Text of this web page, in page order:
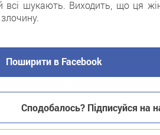
всі шукають. Виходить, що ця
Поширити в Facebook
Сподобалось? Підписуйся на